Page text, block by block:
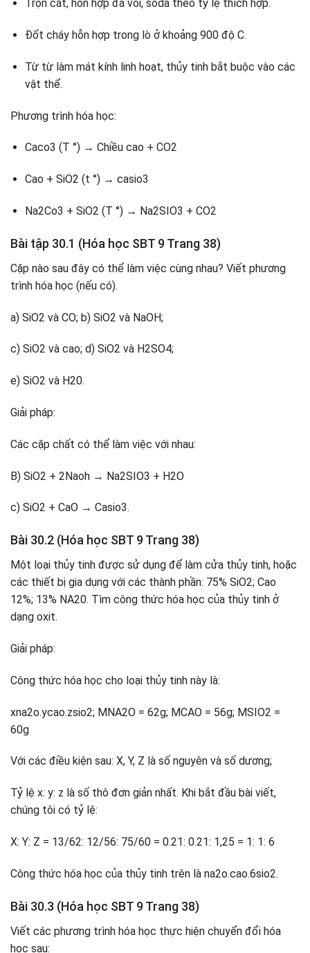
Trộn cát, hỗn hợp đá vôi, soda theo tỷ lệ thích hợp.
Đốt cháy hỗn hợp trong lò ở khoảng 900 độ C.
Từ từ làm mát kính linh hoạt, thủy tinh bắt buộc vào các
vật thể.
Phương trình hóa học:
Caco3 (T °) → Chiều cao + CO2
Cao + SiO2 (t °) → casio3
Na2Co3 + SiO2 (T °) → Na2SIO3 + CO2
Bài tập 30.1 (Hóa học SBT 9 Trang 38)
Cặp nào sau đây có thể làm việc cùng nhau? Viết phương
trình hóa học (nếu có).
a) SiO2 và CO; b) SiO2 và NaOH;
c) SiO2 và cao; d) SiO2 và H2SO4;
e) SiO2 và H20.
Giải pháp:
Các cặp chất có thể làm việc với nhau:
B) SiO2 + 2Naoh → Na2SIO3 + H2O
c) SiO2 + CaO → Casio3.
Bài 30.2 (Hóa học SBT 9 Trang 38)
Một loại thủy tinh được sử dụng để làm cửa thủy tinh, hoặc
các thiết bị gia dụng với các thành phần: 75% SiO2; Cao
12%; 13% NA20. Tìm công thức hóa học của thủy tinh ở
dạng oxit.
Giải pháp:
Công thức hóa học cho loại thủy tinh này là:
xna2o.ycao.zsio2; MNA2O = 62g; MCAO = 56g; MSIO2 =
60g
Với các điều kiện sau: X, Y, Z là số nguyên và số dương;
Tỷ lệ x: y: z là số thô đơn giản nhất. Khi bắt đầu bài viết,
chúng tôi có tỷ lệ:
X: Y: Z = 13/62: 12/56: 75/60 ​​= 0.21: 0.21: 1,25 = 1: 1: 6
Công thức hóa học của thủy tinh trên là na2o.cao.6sio2.
Bài 30.3 (Hóa học SBT 9 Trang 38)
Viết các phương trình hóa học thực hiện chuyển đổi hóa
học sau: